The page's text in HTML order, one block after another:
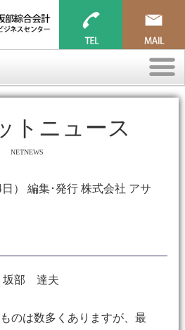
トニュース
NETNEWS
） 編集･発行 株式会社 アサ
坂部 達夫
のは数多くありますが、最